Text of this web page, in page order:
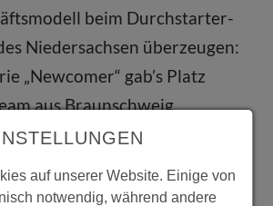
beim Durchstarter-
Niedersachsen überzeugen:
„Newcomer“ gab’s Platz
aus Braunschweig.
zuerst in der
Ausgabe 18 / März 2021.
auf unserer Website. Einige von
notwendig, während andere